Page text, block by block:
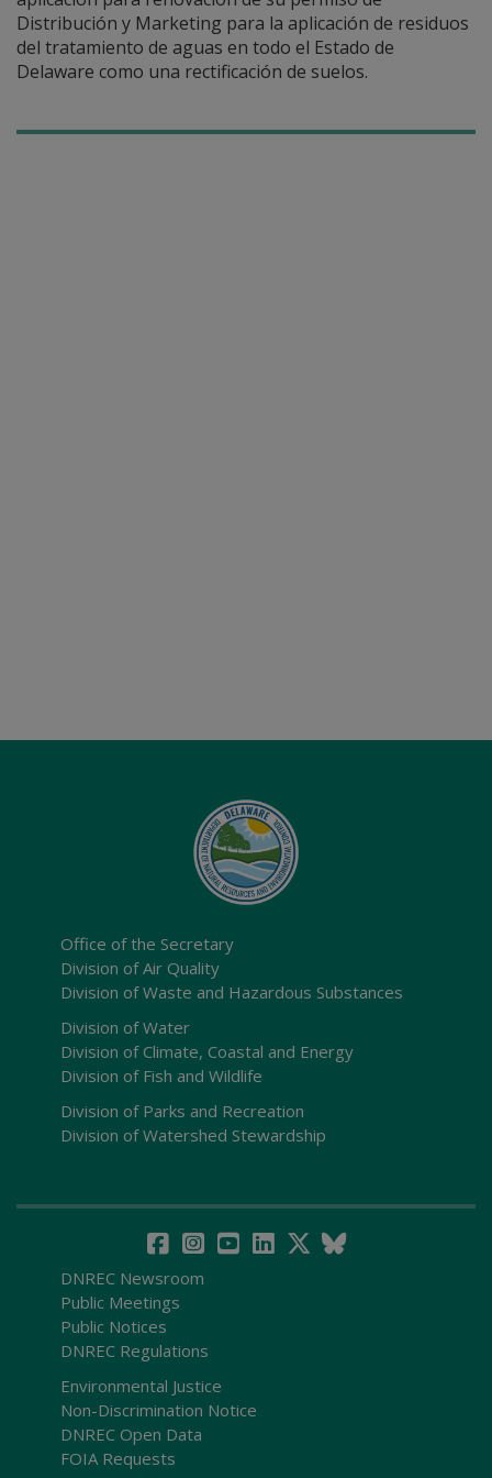
Distribución y Marketing para la aplicación de residuos
del tratamiento de aguas en todo el Estado de
Delaware como una rectificación de suelos.
Office of the Secretary
Division of Air Quality
Division of Waste and Hazardous Substances
Division of Water
Division of Climate, Coastal and Energy
Division of Fish and Wildlife
Division of Parks and Recreation
Division of Watershed Stewardship
DNREC Newsroom
Public Meetings
Public Notices
DNREC Regulations
Environmental Justice
Non-Discrimination Notice
DNREC Open Data
FOIA Requests